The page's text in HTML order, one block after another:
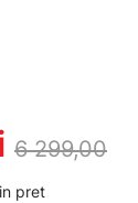
6 299,00
pret